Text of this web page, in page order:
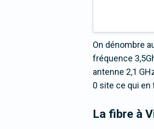
On dénombre
fréquence
antenne 2,1
0 site ce qui en
La fibre à